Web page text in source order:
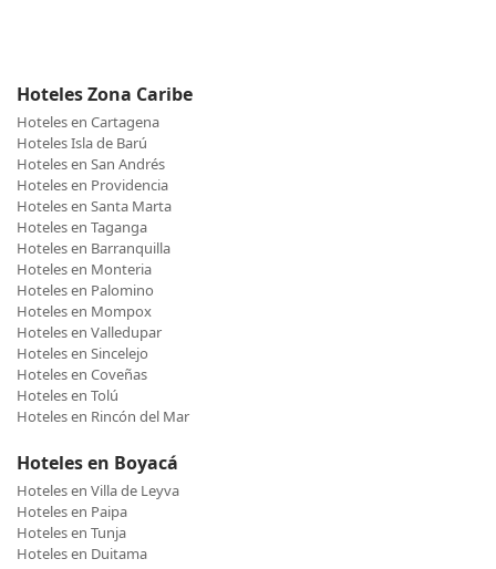
Hoteles Zona Caribe
Hoteles en Cartagena
Hoteles Isla de Barú
Hoteles en San Andrés
Hoteles en Providencia
Hoteles en Santa Marta
Hoteles en Taganga
Hoteles en Barranquilla
Hoteles en Monteria
Hoteles en Palomino
Hoteles en Mompox
Hoteles en Valledupar
Hoteles en Sincelejo
Hoteles en Coveñas
Hoteles en Tolú
Hoteles en Rincón del Mar
Hoteles en Boyacá
Hoteles en Villa de Leyva
Hoteles en Paipa
Hoteles en Tunja
Hoteles en Duitama